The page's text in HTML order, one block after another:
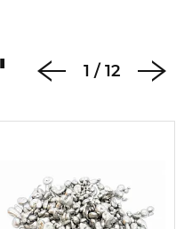
1 / 12